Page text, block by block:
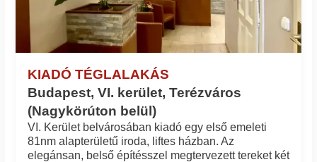
KIADÓ TÉGLALAKÁS
Budapest, VI. kerület, Terézváros
(Nagykörúton belül)
VI. Kerület belvárosában kiadó egy első emeleti
81nm alapterületű iroda, liftes házban. Az
elegánsan, belső építésszel megtervezett tereket két